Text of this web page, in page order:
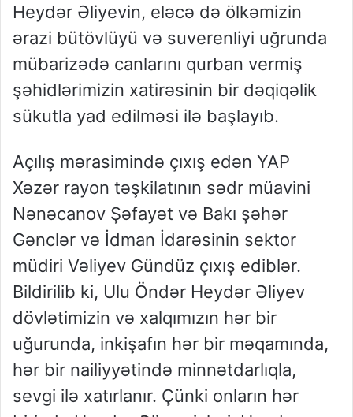
Heydər Əliyevin, eləcə də ölkəmizin
ərazi bütövlüyü və suverenliyi uğrunda
mübarizədə canlarını qurban vermiş
şəhidlərimizin xatirəsinin bir dəqiqəlik
sükutla yad edilməsi ilə başlayıb.
Açılış mərasimində çıxış edən YAP
Xəzər rayon təşkilatının sədr müavini
Nənəcanov Şəfayət və Bakı şəhər
Gənclər və İdman İdarəsinin sektor
müdiri Vəliyev Gündüz çıxış ediblər.
Bildirilib ki, Ulu Öndər Heydər Əliyev
dövlətimizin və xalqımızın hər bir
uğurunda, inkişafın hər bir məqamında,
hər bir nailiyyətində minnətdarlıqla,
sevgi ilə xatırlanır. Çünki onların hər